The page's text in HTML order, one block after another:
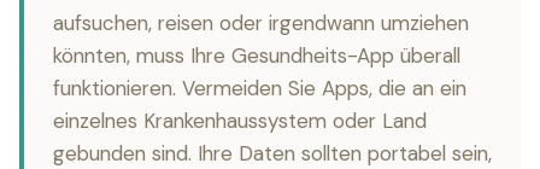
aufsuchen, reisen oder irgendwann umziehen
könnten, muss Ihre Gesundheits-App überall
funktionieren. Vermeiden Sie Apps, die an ein
einzelnes Krankenhaussystem oder Land
gebunden sind. Ihre Daten sollten portabel sein,